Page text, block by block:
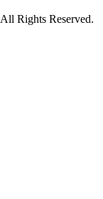
Rights Reserved.